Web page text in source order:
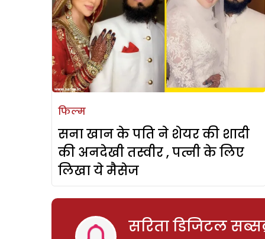
फिल्म
सना खान के पति ने शेयर की शादी
की अनदेखी तस्वीर , पत्नी के लिए
लिखा ये मैसेज
सरिता डिजिटल